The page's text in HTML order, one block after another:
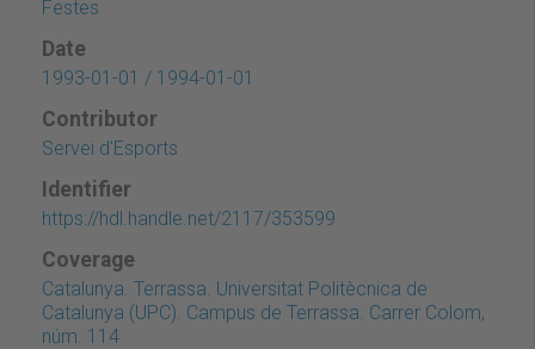
Festes
Date
1993-01-01 / 1994-01-01
Contributor
Servei d'Esports
Identifier
https://hdl.handle.net/2117/353599
Coverage
Catalunya. Terrassa. Universitat Politècnica de
Catalunya (UPC). Campus de Terrassa. Carrer Colom,
núm. 114